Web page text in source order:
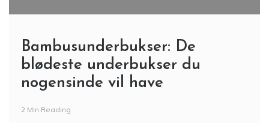
Bambusunderbukser: De
blødeste underbukser du
nogensinde vil have
2 Min Reading